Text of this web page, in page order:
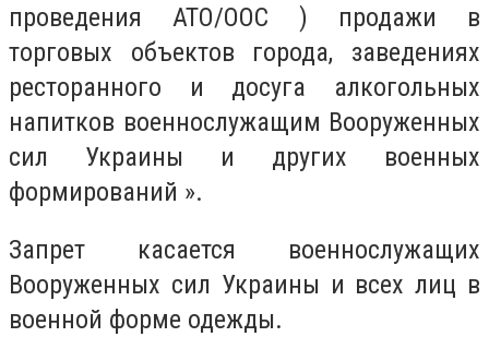
проведения АТО/ООС ) продажи в
торговых объектов города, заведениях
ресторанного и досуга алкогольных
напитков военнослужащим Вооруженных
сил Украины и других военных
формирований ».
Запрет касается военнослужащих
Вооруженных сил Украины и всех лиц в
военной форме одежды.